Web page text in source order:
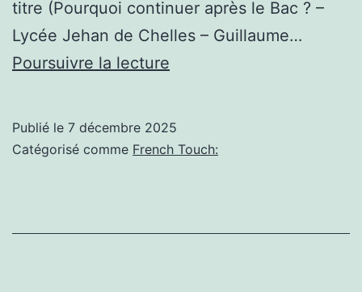
titre (Pourquoi continuer après le Bac ? –
Lycée Jehan de Chelles – Guillaume…
Poursuivre la lecture
continuer
Publié le 7 décembre 2025
Catégorisé comme French Touch: